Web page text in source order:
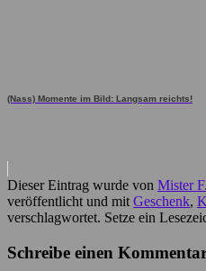
(Nass) Momente im Bild: Langsam reichts!
Dieser Eintrag wurde von Mister F.
veröffentlicht und mit Geschenk,
verschlagwortet. Setze ein
Schreibe einen